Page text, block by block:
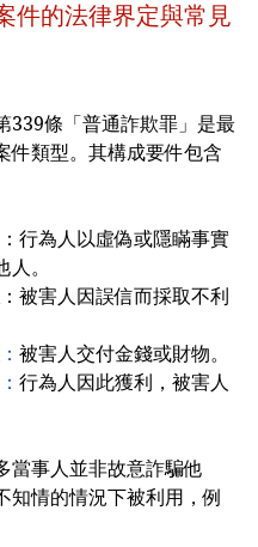
件的法律界定與常見
339條「普通詐欺罪」是最
件類型。其構成要件包含
：行為人以虛偽或隱瞞事實
。
：被害人因誤信而採取不利
： 被害人交付金錢或財物。
： 行為人因此獲利，被害人
當事人並非故意詐騙他
知情的情況下被利用，例